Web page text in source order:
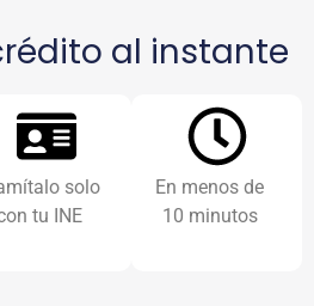
al instante
solo
tu INE
En menos de
10 minutos